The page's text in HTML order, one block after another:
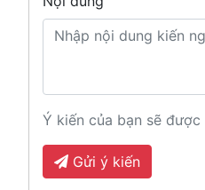
Ý kiến của bạn sẽ
Gửi ý kiến